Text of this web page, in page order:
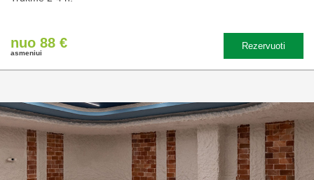
nuo 88 €
asmeniui
Rezervuoti